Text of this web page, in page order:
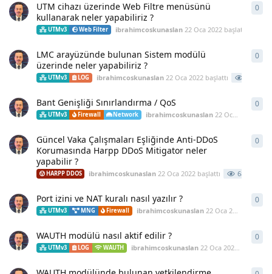
UTM cihazı üzerinde Web Filtre menüsünü
kullanarak neler yapabiliriz ?
UTMv3 Web Filter ibrahimcoskunaslan 22 Oca 2022başlattı
0
LMC arayüzünde bulunan Sistem modülü
üzerinde neler yapabiliriz ?
UTMv3 LOG ibrahimcoskunaslan 22 Oca 2022başlattı
0
Bant Genişliği Sınırlandırma / QoS
UTMv3 Firewall Network ibrahimcoskunaslan 22 Oca 2022
0
Güncel Vaka Çalışmaları Eşliğinde Anti-DDoS
Korumasında Harpp DDoS Mitigator neler
yapabilir ?
HARPP DDOS ibrahimcoskunaslan 22 Oca 2022 başlattı 689
0
Port izini ve NAT kuralı nasıl yazılır ?
UTMv3 MNG Firewall ibrahimcoskunaslan 22 Oca 2022
0
WAUTH modülü nasıl aktif edilir ?
UTMv3 LOG WAUTH ibrahimcoskunaslan 22 Oca 2022 başlattı
0